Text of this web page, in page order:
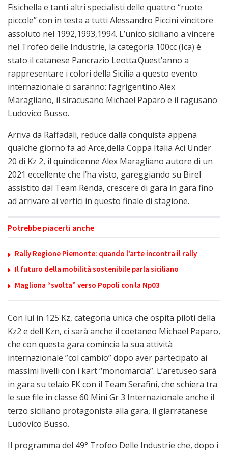
Fisichella e tanti altri specialisti delle quattro “ruote
piccole” con in testa a tutti Alessandro Piccini vincitore
assoluto nel 1992,1993,1994. L’unico siciliano a vincere
nel Trofeo delle Industrie, la categoria 100cc (Ica) è
stato il catanese Pancrazio Leotta.Quest’anno a
rappresentare i colori della Sicilia a questo evento
internazionale ci saranno: l’agrigentino Alex
Maragliano, il siracusano Michael Paparo e il ragusano
Ludovico Busso.
Arriva da Raffadali, reduce dalla conquista appena
qualche giorno fa ad Arce,della Coppa Italia Aci Under
20 di Kz 2, il quindicenne Alex Maragliano autore di un
2021 eccellente che l’ha visto, gareggiando su Birel
assistito dal Team Renda, crescere di gara in gara fino
ad arrivare ai vertici in questo finale di stagione.
Potrebbe piacerti anche
Rally Regione Piemonte: quando l’arte incontra il rally
Il futuro della mobilità sostenibile parla siciliano
Magliona “svolta” verso Popoli con la Np03
Con lui in 125 Kz, categoria unica che ospita piloti della
Kz2 e dell Kzn, ci sarà anche il coetaneo Michael Paparo,
che con questa gara comincia la sua attività
internazionale ”col cambio” dopo aver partecipato ai
massimi livelli con i kart “monomarcia”. L’aretuseo sarà
in gara su telaio FK con il Team Serafini, che schiera tra
le sue file in classe 60 Mini Gr 3 Internazionale anche il
terzo siciliano protagonista alla gara, il giarratanese
Ludovico Busso.
Il programma del 49° Trofeo Delle Industrie che, dopo i